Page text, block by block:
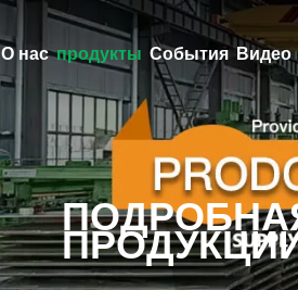
О нас продукты События Видео